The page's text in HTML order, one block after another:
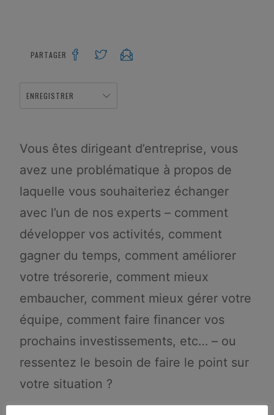
PARTAGER
ENREGISTRER
Vous êtes dirigeant d’entreprise, vous
avez une problématique à propos de
laquelle vous souhaiteriez échanger
avec l’un de nos experts – comment
développer vos activités, comment
gagner du temps, comment améliorer
votre trésorerie, comment mieux
embaucher, comment mieux gérer votre
équipe, comment faire financer vos
prochains investissements, etc… – ou
ressentez le besoin de faire le point sur
votre situation ?